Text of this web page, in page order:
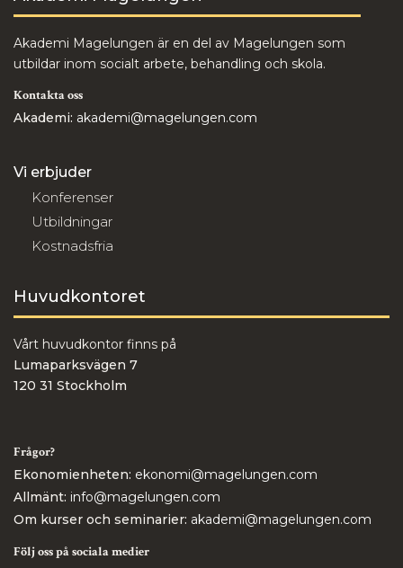
Akademi Magelungen är en del av Magelungen som
utbildar inom socialt arbete, behandling och skola.
Kontakta oss
Akademi: akademi@magelungen.com
Vi erbjuder
Konferenser
Utbildningar
Kostnadsfria
Huvudkontoret
Vårt huvudkontor finns på
Lumaparksvägen 7
120 31 Stockholm
Frågor?
Ekonomienheten: ekonomi@magelungen.com
Allmänt: info@magelungen.com
Om kurser och seminarier: akademi@magelungen.com
Följ oss på sociala medier